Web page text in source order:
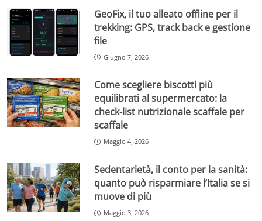
GeoFix, il tuo alleato offline per il
trekking: GPS, track back e gestione
file
Giugno 7, 2026
Come scegliere biscotti più
equilibrati al supermercato: la
check-list nutrizionale scaffale per
scaffale
Maggio 4, 2026
Sedentarietà, il conto per la sanità:
quanto può risparmiare l’Italia se si
muove di più
Maggio 3, 2026